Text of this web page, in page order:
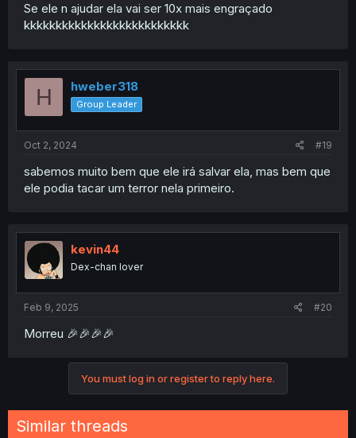
Se ele n ajudar ela vai ser 10x mais engraçado
kkkkkkkkkkkkkkkkkkkkkkkkkk
H hweber318
Group Leader
Oct 2, 2024 #19
sabemos muito bem que ele irá salvar ela, mas bem que
ele podia tacar um terror nela primeiro.
kevin44
Dex-chan lover
Feb 9, 2025 #20
Morreu 🎉🎉🎉🎉
You must log in or register to reply here.
Similar threads